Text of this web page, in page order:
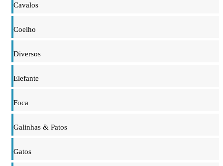
Cavalos
Coelho
Diversos
Elefante
Foca
Galinhas & Patos
Gatos